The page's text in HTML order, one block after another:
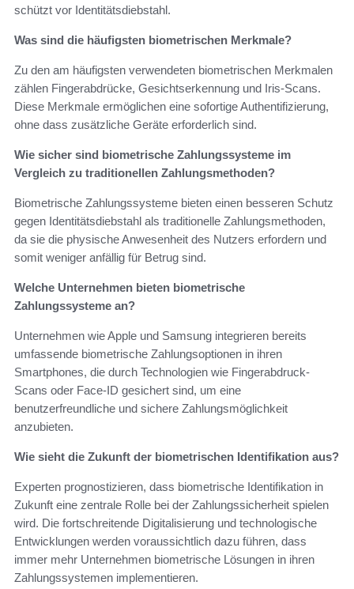
schützt vor Identitätsdiebstahl.
Was sind die häufigsten biometrischen Merkmale?
Zu den am häufigsten verwendeten biometrischen Merkmalen
zählen Fingerabdrücke, Gesichtserkennung und Iris-Scans.
Diese Merkmale ermöglichen eine sofortige Authentifizierung,
ohne dass zusätzliche Geräte erforderlich sind.
Wie sicher sind biometrische Zahlungssysteme im
Vergleich zu traditionellen Zahlungsmethoden?
Biometrische Zahlungssysteme bieten einen besseren Schutz
gegen Identitätsdiebstahl als traditionelle Zahlungsmethoden,
da sie die physische Anwesenheit des Nutzers erfordern und
somit weniger anfällig für Betrug sind.
Welche Unternehmen bieten biometrische
Zahlungssysteme an?
Unternehmen wie Apple und Samsung integrieren bereits
umfassende biometrische Zahlungsoptionen in ihren
Smartphones, die durch Technologien wie Fingerabdruck-
Scans oder Face-ID gesichert sind, um eine
benutzerfreundliche und sichere Zahlungsmöglichkeit
anzubieten.
Wie sieht die Zukunft der biometrischen Identifikation aus?
Experten prognostizieren, dass biometrische Identifikation in
Zukunft eine zentrale Rolle bei der Zahlungssicherheit spielen
wird. Die fortschreitende Digitalisierung und technologische
Entwicklungen werden voraussichtlich dazu führen, dass
immer mehr Unternehmen biometrische Lösungen in ihren
Zahlungssystemen implementieren.